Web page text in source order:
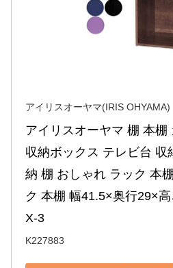
アイリスオーヤマ(IRIS OHYAMA)
アイリスオーヤマ 棚 本棚
収納ボックス テレビ台 収
納 棚 おしゃれ ラック 本
ク 本棚 幅41.5×奥行29×
X-3
K227883